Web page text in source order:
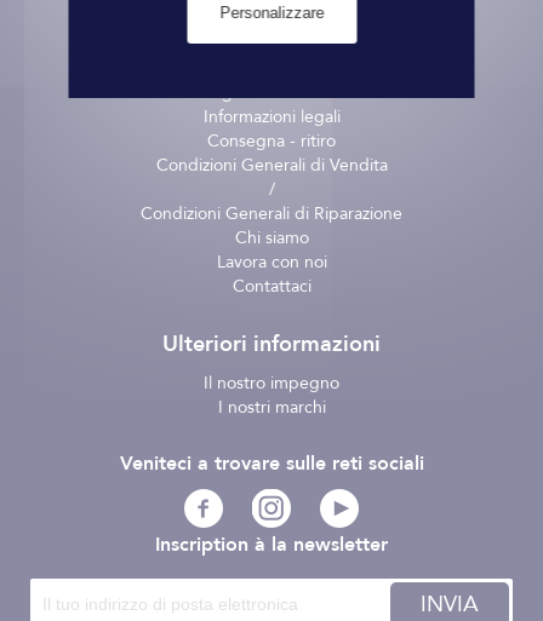
Informazioni pratiche
Pagamento sicuro
Informazioni legali
Consegna - ritiro
Condizioni Generali di Vendita
/
Condizioni Generali di Riparazione
Chi siamo
Lavora con noi
Contattaci
Ulteriori informazioni
Il nostro impegno
I nostri marchi
Inscription à la newsletter
INVIA
Veniteci a trovare sulle reti sociali
Personalizzare